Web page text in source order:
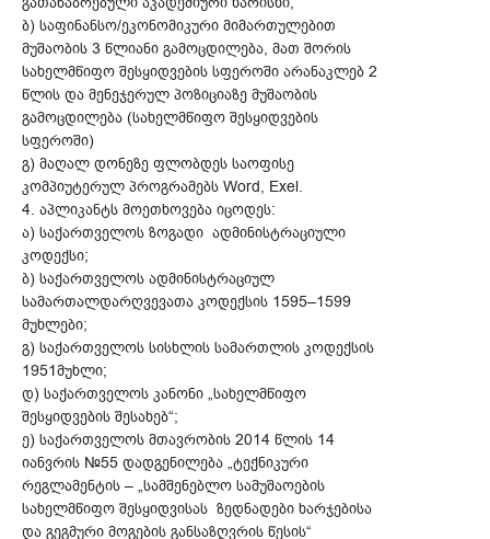
ბ) საფინანსო/ეკონომიკური მიმართულებით
მუშაობის 3 წლიანი გამოცდილება, მათ შორის
სახელმწიფო შესყიდვების სფეროში არანაკლებ 2
წლის და მენეჯერულ პოზიციაზე მუშაობის
გამოცდილება (სახელმწიფო შესყიდვების
სფეროში)
გ) მაღალ დონეზე ფლობდეს საოფისე
კომპიუტერულ პროგრამებს Word, Exel.
4. აპლიკანტს მოეთხოვება იცოდეს:
ა) საქართველოს ზოგადი ადმინისტრაციული
კოდექსი;
ბ) საქართველოს ადმინისტრაციულ
სამართალდარღვევათა კოდექსის 1595–1599
მუხლები;
გ) საქართველოს სისხლის სამართლის კოდექსის
1951მუხლი;
დ) საქართველოს კანონი „სახელმწიფო
შესყიდვების შესახებ“;
ე) საქართველოს მთავრობის 2014 წლის 14
იანვრის №55 დადგენილება „ტექნიკური
რეგლამენტის – „სამშენებლო სამუშაოების
სახელმწიფო შესყიდვისას ზედნადები ხარჯებისა
და გეგმური მოგების განსაზღვრის წესის“